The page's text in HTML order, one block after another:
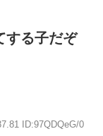
する子だぞ
ID:97QDQeG/0